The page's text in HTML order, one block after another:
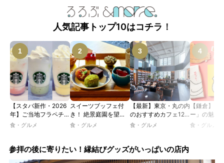
人気記事トップ10はコチラ！
【スタバ新作・2026
年】ご当地フラペチー
ノが新登場！ 地域と
JIMOTO
PROGRAM」が青
食・グルメ
スイーツブッフェ付
き！ 絶景庭園を望む
ホテルレストランで味
ツトレンドVol.105】
食・グルメ
【最新】東京・丸の内
のおすすめカフェ12
選｜ひとりでゆったり
るカフェ、優雅なホテ
食・グルメ
【鎌倉】「
ー」の魅力
説！ 定番商
食・グルメ
参拝の後に寄りたい！縁結びグッズがいっぱいの店内